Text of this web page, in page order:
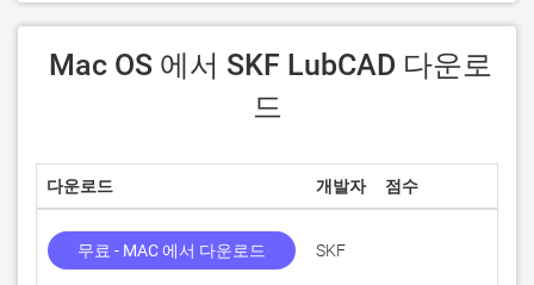
드
다운로드 개발자 점수
무료 - MAC 에서 다운로드 SKF